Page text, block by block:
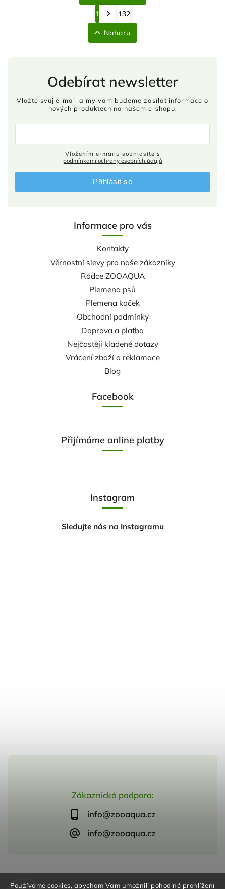
Používáme cookies, abychom Vám umožnili pohodlné prohlížení
1 132
Nahoru
Zákaznická podpora:
info@zooaqua.cz
info@zooaqua.cz
Informace pro vás
Kontakty
Věrnostní slevy pro naše zákazníky
Rádce ZOOAQUA
Plemena psů
Plemena koček
Obchodní podmínky
Doprava a platba
Nejčastěji kladené dotazy
Vrácení zboží a reklamace
Blog
Facebook
Odebírat newsletter
Vložte svůj e-mail a my vám budeme zasílat informace o
nových produktech na našem e-shopu.
podmínkami ochrany osobních údajů
Přihlásit se
Přijímáme online platby
Instagram
Sledujte nás na Instagramu